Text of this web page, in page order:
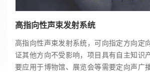
高指向性声束发射系统
高指向性声束发射系统，可向指定方向定
证其他方向不受影响，项目具有自主知识
要应用于博物馆、展览会等需要定向声广